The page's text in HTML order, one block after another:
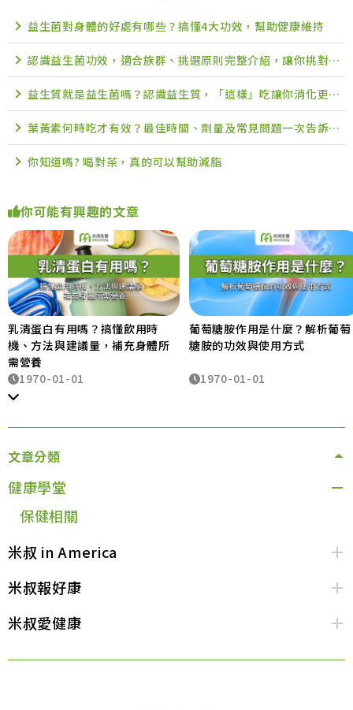
益生菌對身體的好處有哪些？搞懂4大功效，幫助健康維持
認識益生菌功效，適合族群、挑選原則完整介紹，讓你挑對高品質益生菌
益生質就是益生菌嗎？認識益生質，「這樣」吃讓你消化更有感。
葉黃素何時吃才有效？最佳時間、劑量及常見問題一次告訴你！
你知道嗎? 喝對茶，真的可以幫助減脂
你可能有興趣的文章
乳清蛋白有用嗎？搞懂飲用時
機、方法與建議量，補充身體所
需營養
1970-01-01
葡萄糖胺作用是什麼？解析葡萄
糖胺的功效與使用方式
1970-01-01
文章分類
健康學堂
保健相關
米叔 in America
米叔報好康
米叔愛健康